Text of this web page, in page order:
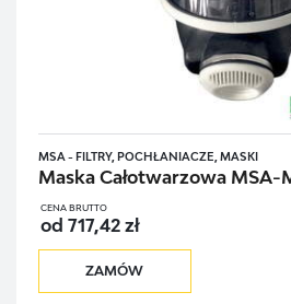
MSA - FILTRY, POCHŁANIACZE, MASKI
Maska Całotwarzowa MSA-
CENA BRUTTO
od 717,42 zł
ZAMÓW